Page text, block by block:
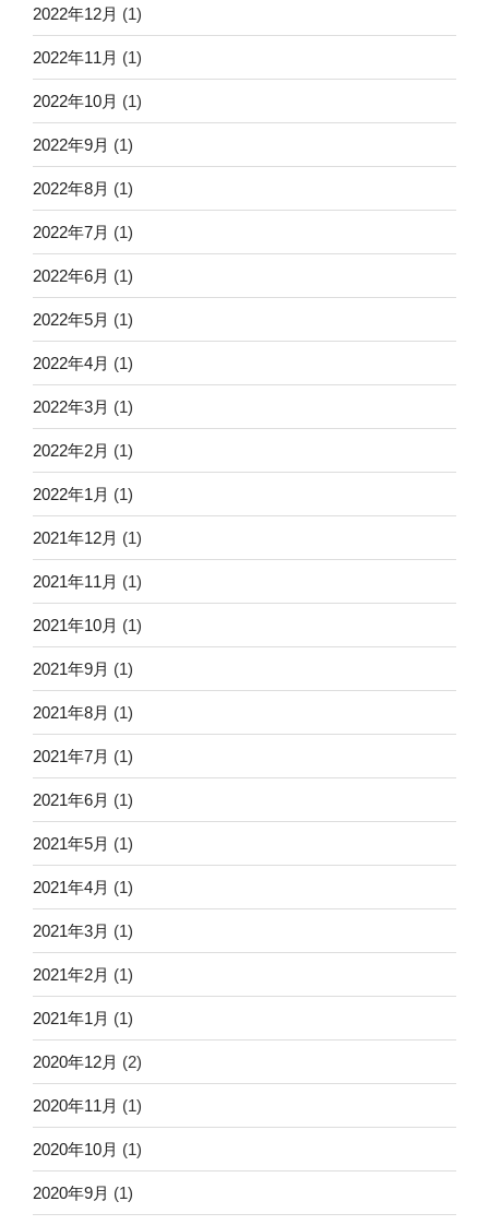
2022年12月 (1)
2022年11月 (1)
2022年10月 (1)
2022年9月 (1)
2022年8月 (1)
2022年7月 (1)
2022年6月 (1)
2022年5月 (1)
2022年4月 (1)
2022年3月 (1)
2022年2月 (1)
2022年1月 (1)
2021年12月 (1)
2021年11月 (1)
2021年10月 (1)
2021年9月 (1)
2021年8月 (1)
2021年7月 (1)
2021年6月 (1)
2021年5月 (1)
2021年4月 (1)
2021年3月 (1)
2021年2月 (1)
2021年1月 (1)
2020年12月 (2)
2020年11月 (1)
2020年10月 (1)
2020年9月 (1)